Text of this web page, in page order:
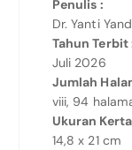
Penulis :
Dr. Yanti
Tahun Terbit
Juli 2026
Jumlah
viii, 94
Ukuran
14,8 x 21 cm